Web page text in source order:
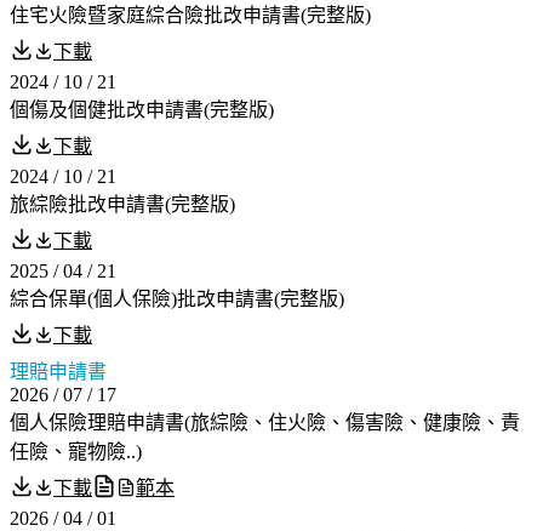
住宅火險暨家庭綜合險批改申請書(完整版)
下載
2024 / 10 / 21
個傷及個健批改申請書(完整版)
下載
2024 / 10 / 21
旅綜險批改申請書(完整版)
下載
2025 / 04 / 21
綜合保單(個人保險)批改申請書(完整版)
下載
理賠申請書
2026 / 07 / 17
個人保險理賠申請書(旅綜險、住火險、傷害險、健康險、責
任險、寵物險..)
下載
範本
2026 / 04 / 01